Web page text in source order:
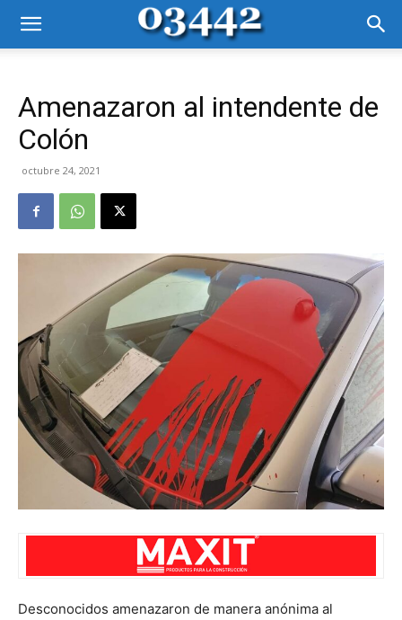
Amenazaron al intendente de
Colón
octubre 24, 2021
Desconocidos amenazaron de manera anónima al